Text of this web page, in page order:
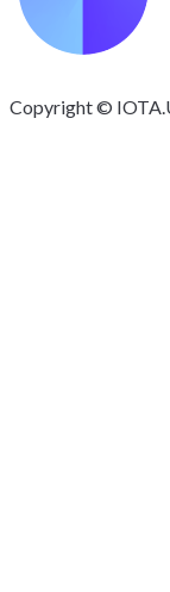
Copyright ©